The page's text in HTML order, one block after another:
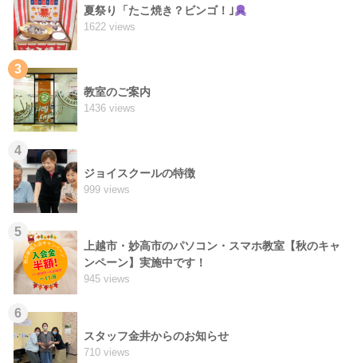
夏祭り「たこ焼き？ビンゴ！｣
1622 views
3
教室のご案内
1436 views
4
ジョイスクールの特徴
999 views
5
上越市・妙高市のパソコン・スマホ教室【秋のキャ
ンペーン】実施中です！
945 views
6
スタッフ金井からのお知らせ
710 views